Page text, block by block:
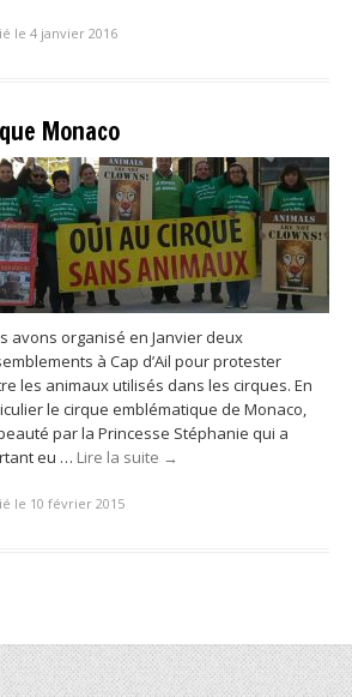
le 4 janvier 2016
Monaco
avons organisé en Janvier deux
à Cap d’Ail pour protester
les animaux utilisés dans les cirques. En
le cirque emblématique de Monaco,
par la Princesse Stéphanie qui a
eu … Lire la suite →
le 10 février 2015